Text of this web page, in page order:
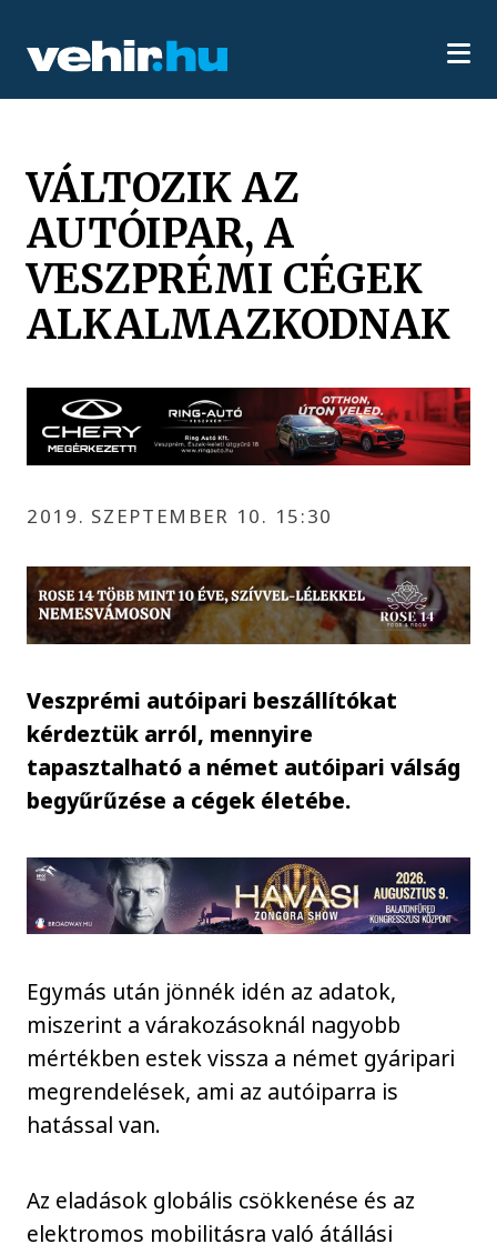
VÁLTOZIK AZ
AUTÓIPAR, A
VESZPRÉMI CÉGEK
ALKALMAZKODNAK
2019. SZEPTEMBER 10. 15:30
Veszprémi autóipari beszállítókat
kérdeztük arról, mennyire
tapasztalható a német autóipari válság
begyűrűzése a cégek életébe.
Egymás után jönnék idén az adatok,
miszerint a várakozásoknál nagyobb
mértékben estek vissza a német gyáripari
megrendelések, ami az autóiparra is
hatással van.
Az eladások globális csökkenése és az
elektromos mobilitásra való átállási